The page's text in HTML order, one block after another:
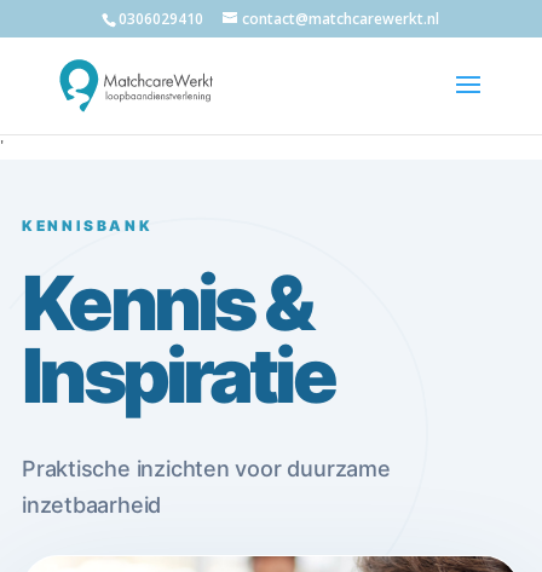
0306029410 contact@matchcarewerkt.nl
'
KENNISBANK
Kennis &
Inspiratie
Praktische inzichten voor duurzame
inzetbaarheid